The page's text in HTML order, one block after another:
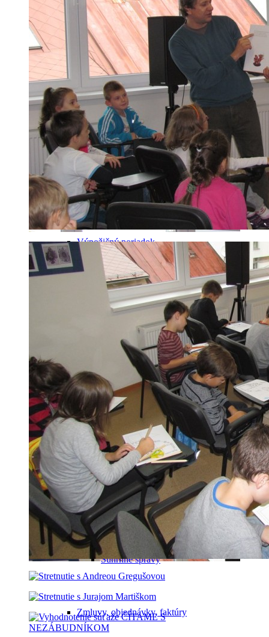
Partnerské knižnice
Prieskum spokojnosti
Dokumenty
Zriaďovacia listina
Výpožičný poriadok
Ochrana osobných údajov
Správy o činnosti
Hospodárenie s majetkom
Verejné obstarávanie
Súhrnné správy
Zmluvy, objednávky, faktúry